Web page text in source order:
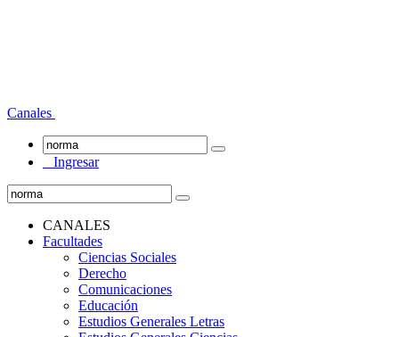
Canales
Ingresar
CANALES
Facultades
Ciencias Sociales
Derecho
Comunicaciones
Educación
Estudios Generales Letras